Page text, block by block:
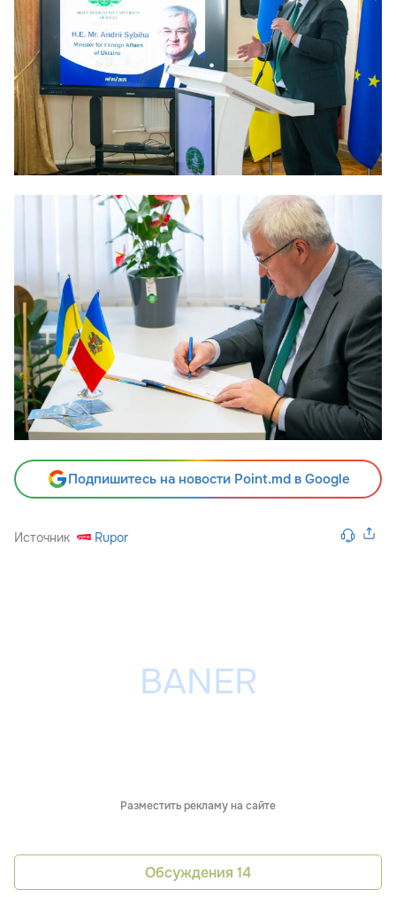
Подпишитесь на новости Point.md в Google
Источник Rupor
Разместить рекламу на сайте
Обсуждения 14